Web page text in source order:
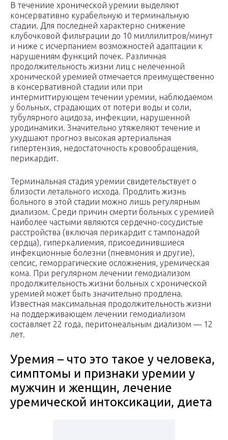
В течениие хронической уремии выделяют
консервативно курабельную и терминальную
стадии. Для последней характерно снижение
клубочковой фильтрации до 10 миллилитров/минут
и ниже с исчерпанием возможностей адаптации к
нарушениям функций почек. Различная
продолжительность жизни лиц с нелеченной
хронической уремией отмечается преимущественно
в консервативной стадии или при
интермиттирующем течении уремии, наблюдаемом
у больных, страдающих от потери воды и соли,
тубулярного ацидоза, инфекции, нарушенной
уродинамики. Значительно утяжеляют течение и
ухудшают прогноз высокая артериальная
гипертензия, недостаточность кровообращения,
перикардит.
Терминальная стадия уремии свидетельствует о
близости летального исхода. Продлить жизнь
больного в этой стадии можно лишь регулярным
диализом. Среди причин смерти больных с уремией
наиболее частыми являются сердечно-сосудистые
расстройства (включая перикардит с тампонадой
сердца), гиперкалиемия, присоединившиеся
инфекционные болезни (пневмония и другие),
сепсис, геморрагические осложнения, уремическая
кома. При регулярном лечении гемодиализом
продолжительность жизни больных с хронической
уремией может быть значительно продлена.
Известная максимальная продолжительность жизни
на поддерживающем лечении гемодиализом
составляет 22 года, перитонеальным диализом — 12
лет.
Уремия – что это такое у человека,
симптомы и признаки уремии у
мужчин и женщин, лечение
уремической интоксикации, диета